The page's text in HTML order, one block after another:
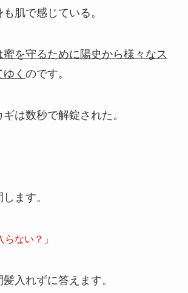
肌で感じている。
蜜を守るために陽史から様々なス
く のです。
は数秒で解錠された。
ます。
らない？」
入れずに答えます。